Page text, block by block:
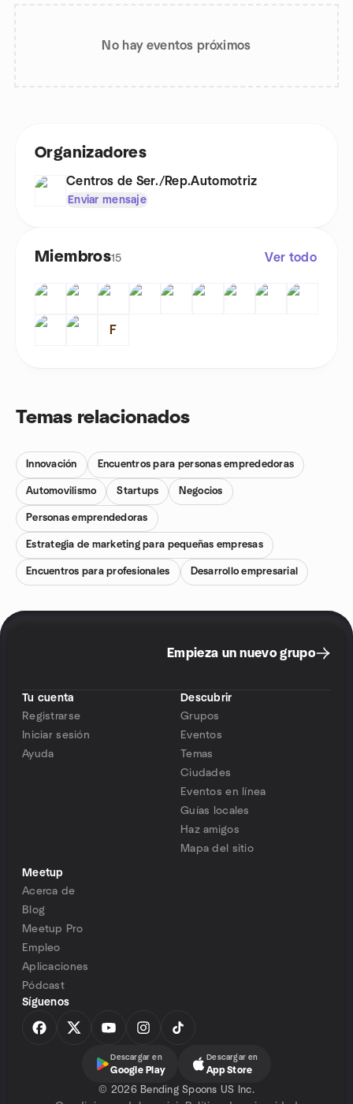
No hay eventos próximos
Organizadores
Centros de Ser./Rep.Automotriz
Enviar mensaje
Miembros15 Ver todo
F
Temas relacionados
Innovación Encuentros para personas emprededoras
Automovilismo Startups Negocios
Personas emprendedoras
Estrategia de marketing para pequeñas empresas
Encuentros para profesionales Desarrollo empresarial
Empieza un nuevo grupo
Tu cuenta
Registrarse
Iniciar sesión
Ayuda
Descubrir
Grupos
Eventos
Temas
Ciudades
Eventos en línea
Guías locales
Haz amigos
Mapa del sitio
Meetup
Acerca de
Blog
Meetup Pro
Empleo
Aplicaciones
Pódcast
Síguenos
Descargar en
Google Play
Descargar en
App Store
© 2026 Bending Spoons US Inc.